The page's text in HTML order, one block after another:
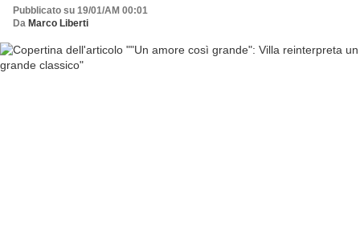
Pubblicato su 19/01/AM 00:01
Da Marco Liberti